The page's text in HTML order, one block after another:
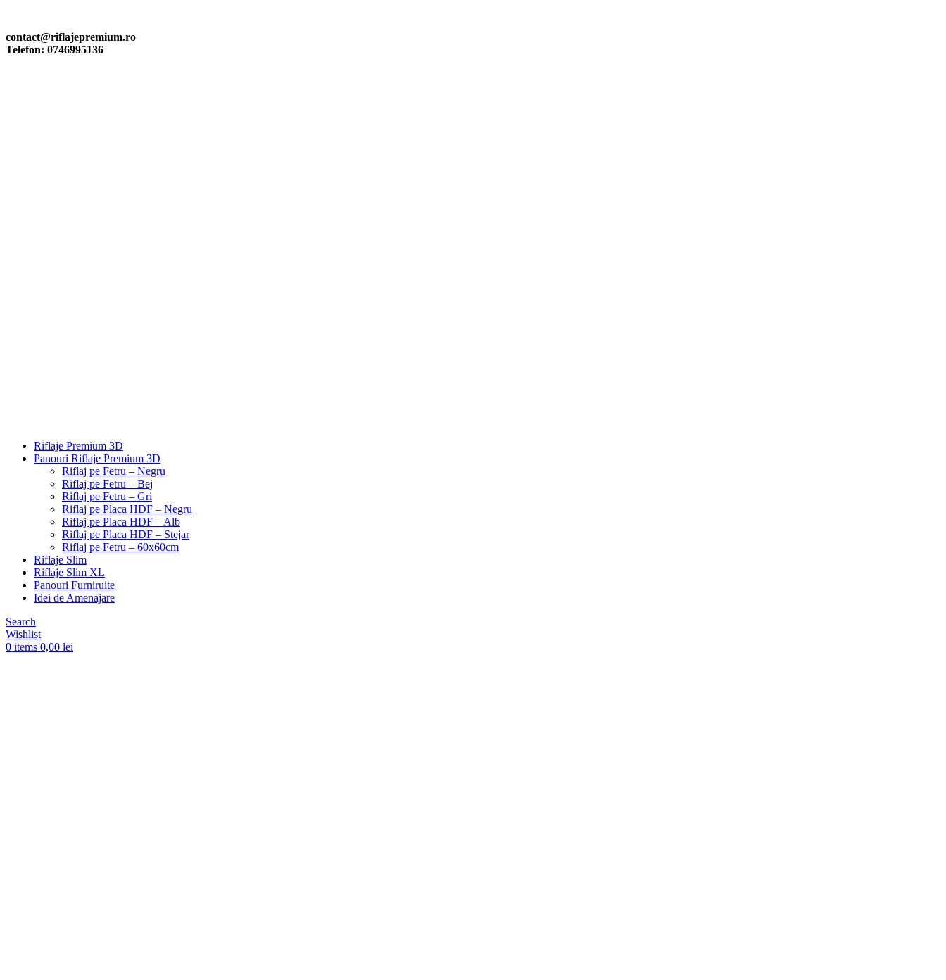
contact@riflajepremium.ro
Telefon: 0746995136
Riflaje Premium 3D
Panouri Riflaje Premium 3D
Riflaj pe Fetru – Negru
Riflaj pe Fetru – Bej
Riflaj pe Fetru – Gri
Riflaj pe Placa HDF – Negru
Riflaj pe Placa HDF – Alb
Riflaj pe Placa HDF – Stejar
Riflaj pe Fetru – 60x60cm
Riflaje Slim
Riflaje Slim XL
Panouri Furniruite
Idei de Amenajare
Search
Wishlist
0 items 0,00 lei